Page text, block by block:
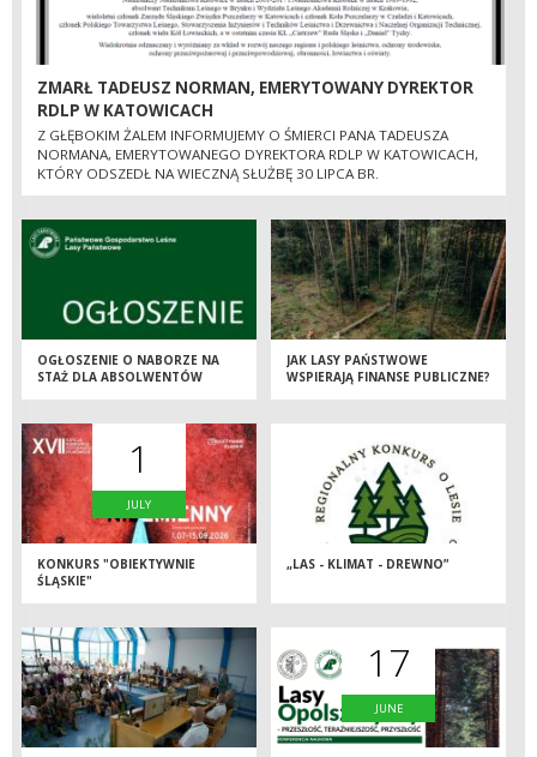
ZMARŁ TADEUSZ NORMAN, EMERYTOWANY DYREKTOR
RDLP W KATOWICACH
Z GŁĘBOKIM ŻALEM INFORMUJEMY O ŚMIERCI PANA TADEUSZA
NORMANA, EMERYTOWANEGO DYREKTORA RDLP W KATOWICACH,
KTÓRY ODSZEDŁ NA WIECZNĄ SŁUŻBĘ 30 LIPCA BR.
OGŁOSZENIE O NABORZE NA
STAŻ DLA ABSOLWENTÓW
JAK LASY PAŃSTWOWE
WSPIERAJĄ FINANSE PUBLICZNE?
1
JULY
KONKURS "OBIEKTYWNIE
ŚLĄSKIE"
„LAS - KLIMAT - DREWNO”
17
JUNE